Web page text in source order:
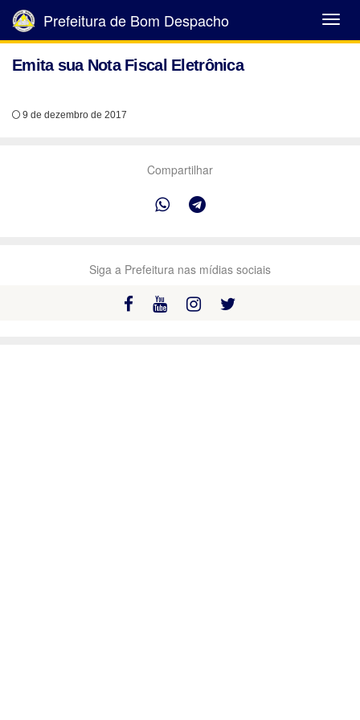
Abrir
Menu
Prefeitura de Bom Despacho
Emita sua Nota Fiscal Eletrônica
9 de dezembro de 2017
Compartilhar
Siga a Prefeitura nas mídias sociais